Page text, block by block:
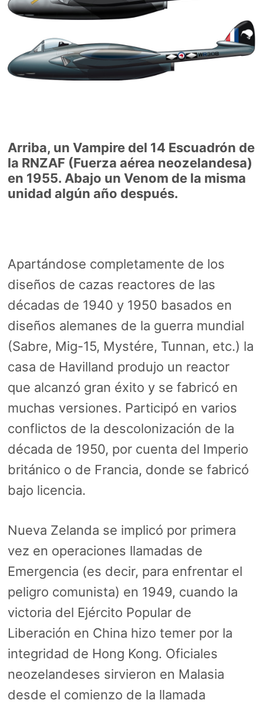
Arriba, un Vampire del 14 Escuadrón de
la RNZAF (Fuerza aérea neozelandesa)
en 1955. Abajo un Venom de la misma
unidad algún año después.
Apartándose completamente de los
diseños de cazas reactores de las
décadas de 1940 y 1950 basados en
diseños alemanes de la guerra mundial
(Sabre, Mig-15, Mystére, Tunnan, etc.) la
casa de Havilland produjo un reactor
que alcanzó gran éxito y se fabricó en
muchas versiones. Participó en varios
conflictos de la descolonización de la
década de 1950, por cuenta del Imperio
británico o de Francia, donde se fabricó
bajo licencia.
Nueva Zelanda se implicó por primera
vez en operaciones llamadas de
Emergencia (es decir, para enfrentar el
peligro comunista) en 1949, cuando la
victoria del Ejército Popular de
Liberación en China hizo temer por la
integridad de Hong Kong. Oficiales
neozelandeses sirvieron en Malasia
desde el comienzo de la llamada